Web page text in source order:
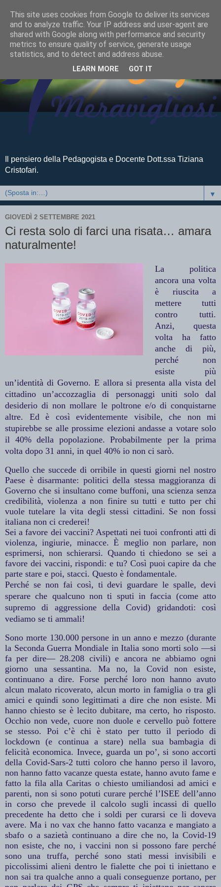
Il pensiero della Pedagogista e Docente Dott.ssa Tiziana
Cristofari.
▼
GIOVEDÌ 2 SETTEMBRE 2021
Ci resta solo di farci una risata… amara
naturalmente!
La politica
ancora una volta
è riuscita a
mettere tutti
contro tutti.
Anzi, questa
volta ha fatto
anche di più,
perché non
esiste più
un’identità di Governo. E allora si presenta alla vista del
cittadino un’accozzaglia di personaggi uniti solo dal
desiderio di non mollare le poltrone e/o di conquistarne
altre. Ed è così evidentemente visibile, che non mi
stupirebbe se alle prossime elezioni andasse a votare solo
il 40% della popolazione. Probabilmente per la prima
volta dopo 31 anni, in quel 40% io non ci sarò.
Quello che succede di orribile in questi giorni nel nostro
Paese è disarmante: politici della stessa maggioranza di
Governo che si insultano come buffoni, una scienza senza
credibilità, violenza a non finire su tutti e tutto per chi
vuole tutelare la vita degli stessi cittadini. Se non fossi
italiana non ci crederei!
Sei a favore dei vaccini? Aspettati nei tuoi confronti atti di
violenza, ingiurie, minacce. È meglio non parlare, non
esprimersi, non schierarsi. Quando ti chiedono se sei a
favore dei vaccini, rispondi: e tu? Così puoi capire da che
parte stare e poi, stacci. Questo è fondamentale.
Perché se non fai così, ti devi guardare le spalle, devi
sperare che qualcuno non ti sputi in faccia (come atto
supremo di aggressione della Covid) gridandoti: così
vediamo se ti ammali!
Sono morte 130.000 persone in un anno e mezzo (durante
la Seconda Guerra Mondiale in Italia sono morti solo —si
fa per dire— 28.208 civili) e ancora ne abbiamo ogni
giorno una sessantina. Ma no, la Covid non esiste,
continuano a dire. Forse perché loro non hanno avuto
alcun malato ricoverato, alcun morto in famiglia o tra gli
amici e quindi sono legittimati a dire che non esiste. Mi
hanno chiesto se è lecito dubitare, ma certo, ho risposto.
Occhio non vede, cuore non duole e cervello può fottere
se stesso. Poi c’è chi è stato per tutto il periodo di
lockdown (e continua a stare) nella sua bambagia di
felicità economica. Invece, guarda un po’, si sono accorti
della Covid-Sars-2 tutti coloro che hanno perso il lavoro,
non hanno fatto vacanze questa estate, hanno avuto fame e
fatto la fila alla Caritas o chiesto umiliandosi ad amici e
parenti, non si sono potuti curare perché l’ISEE dell’anno
in corso che prevede il calcolo sugli incassi di quello
precedente ha detto che i soldi per curarsi ce li doveva
avere. Ma i no vax che hanno fatto vacanza e mangiato a
sbafo o a sazietà continuano a dire che no, la Covid-19
non esiste, che no, i vaccini non si possono fare perché
sono una truffa, perché sono stati messi invisibili e
piccolissimi alieni dentro le fialette che poi ti iniettano e
non sai tra qualche anno a quali conseguenze portano, per
This site uses cookies from Google to deliver its services
and to analyze traffic. Your IP address and user-agent are
shared with Google along with performance and security
metrics to ensure quality of service, generate usage
statistics, and to detect and address abuse.
LEARN MORE GOT IT